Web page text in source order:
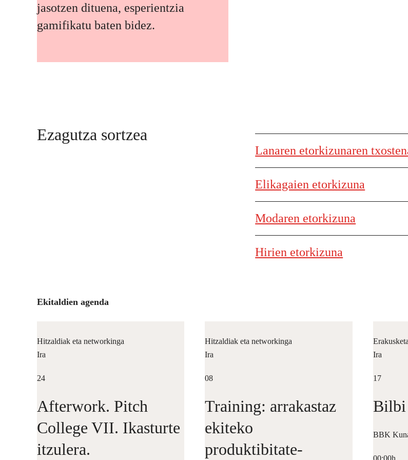
jasotzen dituena, esperientzia
gamifikatu baten bidez.
Ezagutza sortzea
Lanaren etorkizunaren
Elikagaien etorkizuna
Modaren etorkizuna
Hirien etorkizuna
Ekitaldien agenda
Hitzaldiak eta networkinga
Ira
24
Afterwork. Pitch
College VII. Ikasturte
itzulera.
Hitzaldiak eta networkinga
Ira
08
Training: arrakastaz
ekiteko
produktibitate-
Ira
17
Bilbi
BBK
00:00h